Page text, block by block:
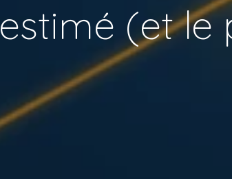
estimé (et le